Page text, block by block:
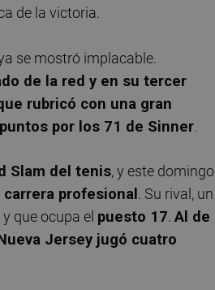
de la victoria.
se mostró implacable.
de la red y en su tercer
rubricó con una gran
por los 71 de Sinner.
Slam del tenis, y este domingo
profesional . Su rival, un
y que ocupa el puesto 17. Al de
Jersey jugó cuatro